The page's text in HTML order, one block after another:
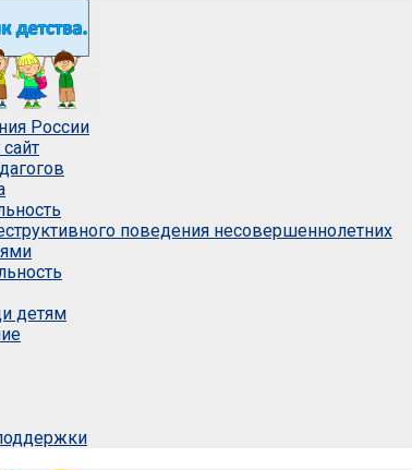
России
поведения несовершеннолетних
детям